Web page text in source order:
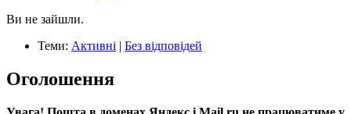
Ви не зайшли.
Теми: Активні | Без відповідей
Оголошення